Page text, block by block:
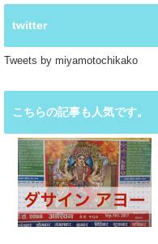
twitter
Tweets by miyamotochikako
こちらの記事も人気です。